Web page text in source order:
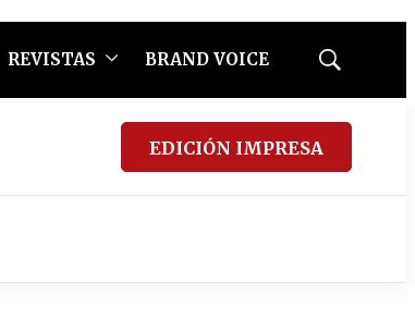
REVISTAS BRAND VOICE
Mostrar
EDICIÓN IMPRESA